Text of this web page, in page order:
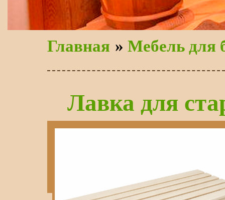
Главная »Мебель для
Лавка для